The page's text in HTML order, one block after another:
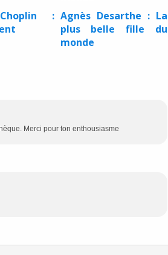
: Agnès Desarthe : La
plus belle fille du
monde
Merci pour ton enthousiasme